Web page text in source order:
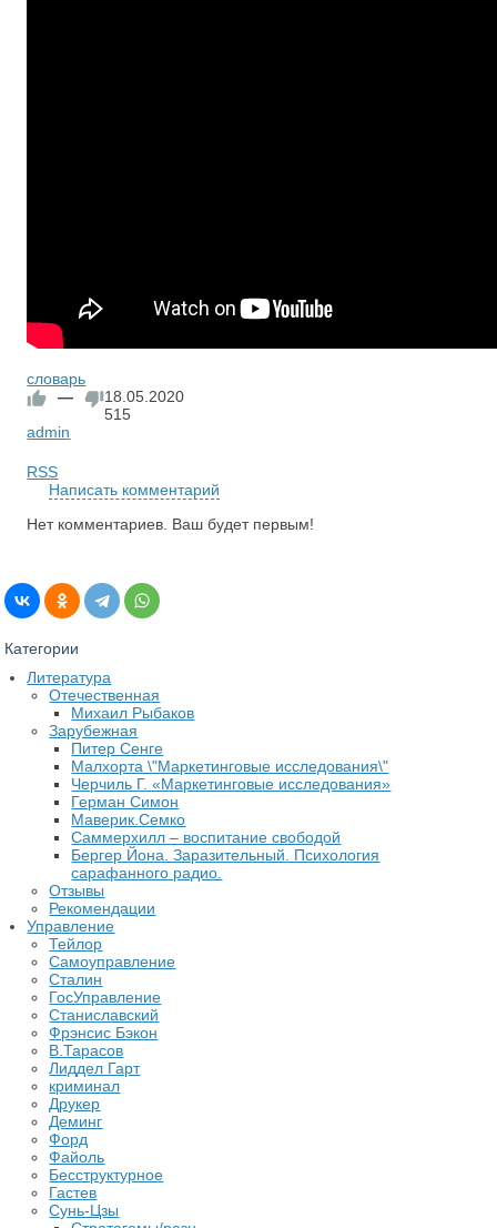
словарь
—
18.05.2020
515
admin
RSS
Написать комментарий
Нет комментариев. Ваш будет первым!
Категории
Литература
Отечественная
Михаил Рыбаков
Зарубежная
Питер Сенге
Малхорта \"Маркетинговые исследования\"
Черчиль Г. «Маркетинговые исследования»
Герман Симон
Маверик.Семко
Саммерхилл – воспитание свободой
Бергер Йона. Заразительный. Психология
сарафанного радио.
Отзывы
Рекомендации
Управление
Тейлор
Самоуправление
Сталин
ГосУправление
Станиславский
Фрэнсис Бэкон
В.Тарасов
Лиддел Гарт
криминал
Друкер
Деминг
Форд
Файоль
Бесструктурное
Гастев
Сунь-Цзы